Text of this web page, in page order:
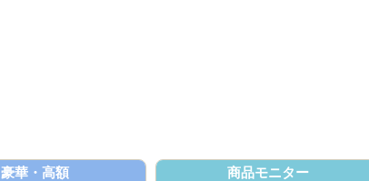
豪華・高額 商品モニター